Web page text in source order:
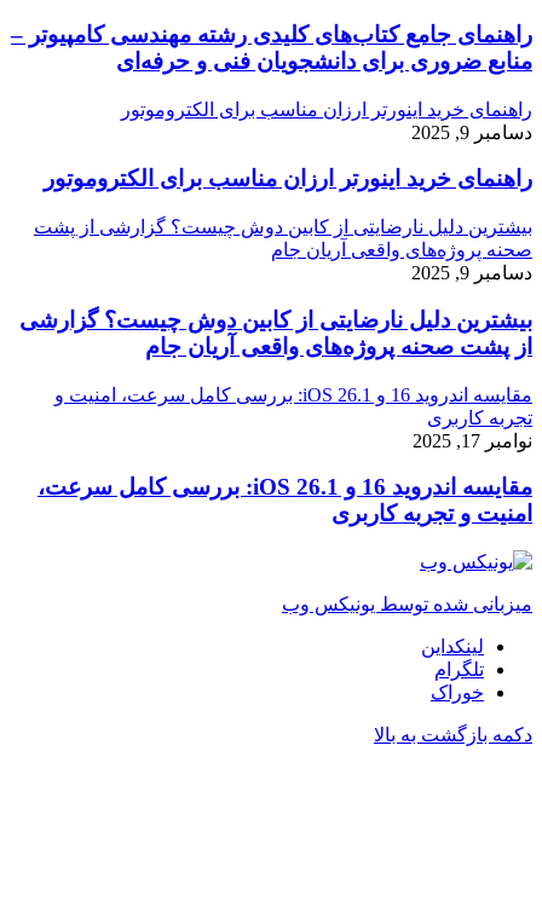
راهنمای جامع کتاب‌های کلیدی رشته مهندسی کامپیوتر –
منابع ضروری برای دانشجویان فنی و حرفه‌ای
راهنمای خرید اینورتر ارزان مناسب برای الکتروموتور
دسامبر 9, 2025
راهنمای خرید اینورتر ارزان مناسب برای الکتروموتور
بیشترین دلیل نارضایتی از کابین دوش چیست؟ گزارشی از پشت
صحنه پروژه‌های واقعی آریان جام
دسامبر 9, 2025
بیشترین دلیل نارضایتی از کابین دوش چیست؟ گزارشی
از پشت صحنه پروژه‌های واقعی آریان جام
مقایسه اندروید 16 و iOS 26.1: بررسی کامل سرعت، امنیت و
تجربه کاربری
نوامبر 17, 2025
مقایسه اندروید 16 و iOS 26.1: بررسی کامل سرعت،
امنیت و تجربه کاربری
میزبانی شده توسط یونیکس وب
لینکداین
تلگرام
خوراک
دکمه بازگشت به بالا